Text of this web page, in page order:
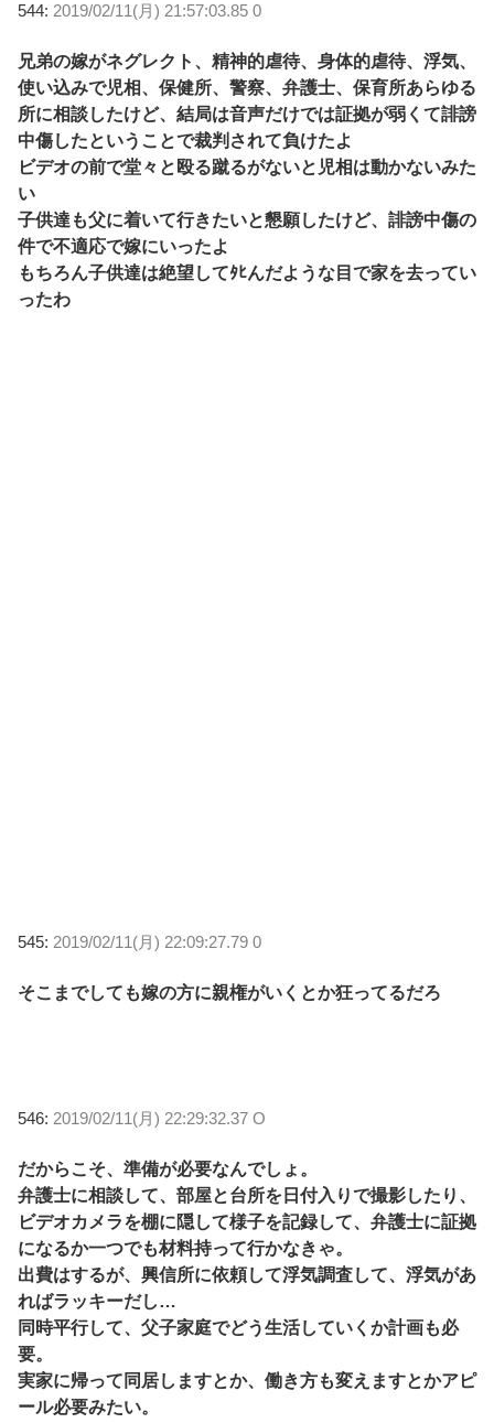
544: 2019/02/11(月) 21:57:03.85 0
兄弟の嫁がネグレクト、精神的虐待、身体的虐待、浮気、
使い込みで児相、保健所、警察、弁護士、保育所あらゆる
所に相談したけど、結局は音声だけでは証拠が弱くて誹謗
中傷したということで裁判されて負けたよ
ビデオの前で堂々と殴る蹴るがないと児相は動かないみた
い
子供達も父に着いて行きたいと懇願したけど、誹謗中傷の
件で不適応で嫁にいったよ
もちろん子供達は絶望してﾀﾋんだような目で家を去ってい
ったわ
545: 2019/02/11(月) 22:09:27.79 0
そこまでしても嫁の方に親権がいくとか狂ってるだろ
546: 2019/02/11(月) 22:29:32.37 O
だからこそ、準備が必要なんでしょ。
弁護士に相談して、部屋と台所を日付入りで撮影したり、
ビデオカメラを棚に隠して様子を記録して、弁護士に証拠
になるか一つでも材料持って行かなきゃ。
出費はするが、興信所に依頼して浮気調査して、浮気があ
ればラッキーだし…
同時平行して、父子家庭でどう生活していくか計画も必
要。
実家に帰って同居しますとか、働き方も変えますとかアピ
ール必要みたい。